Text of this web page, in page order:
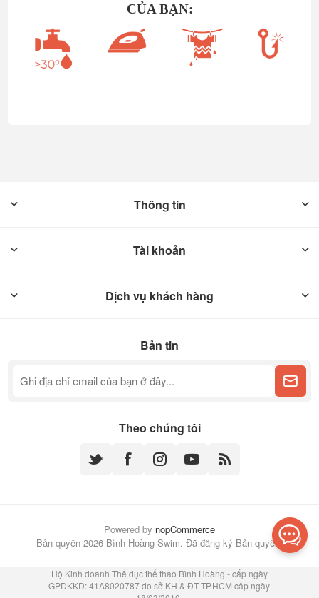
CỦA BẠN:
Thông tin
Tài khoản
Dịch vụ khách hàng
Bản tin
Theo chúng tôi
Powered by nopCommerce
Bản quyền 2026 Bình Hoàng Swim. Đã đăng ký Bản quyền.
Hộ Kinh doanh Thể dục thể thao Bình Hoàng - cấp ngày
GPDKKD: 41A8020787 do sở KH & ĐT TP.HCM cấp ngày